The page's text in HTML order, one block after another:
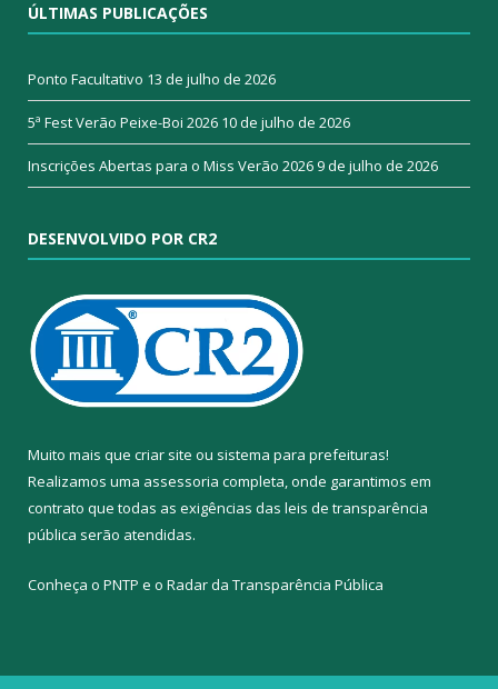
ÚLTIMAS PUBLICAÇÕES
Ponto Facultativo 13 de julho de 2026
5ª Fest Verão Peixe-Boi 2026 10 de julho de 2026
Inscrições Abertas para o Miss Verão 20269 de julho de 2026
DESENVOLVIDO POR CR2
Muito mais que criar site ou sistema para prefeituras!
Realizamos uma assessoria completa, onde garantimos em
contrato que todas as exigências das leis de transparência
pública serão atendidas.
Conheça o PNTP e o Radar da Transparência Pública